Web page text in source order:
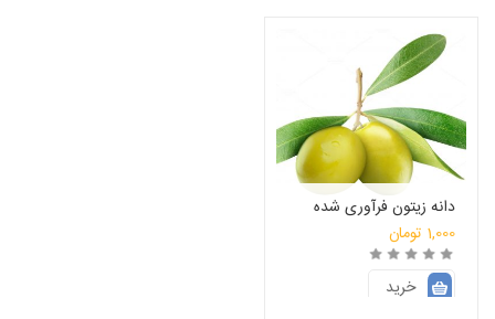
دانه زیتون فرآوری شده
1,000 تومان
خرید